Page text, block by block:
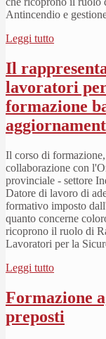
Antincendio e
Leggi tutto
Il
lavoratori
formazione
Il corso di
collaborazione con
provinciale - settore
Datore di lavoro di
formativo imposto
quanto concerne
ricoprono il ruolo di
Lavoratori per la
Leggi tutto
Formazione
preposti